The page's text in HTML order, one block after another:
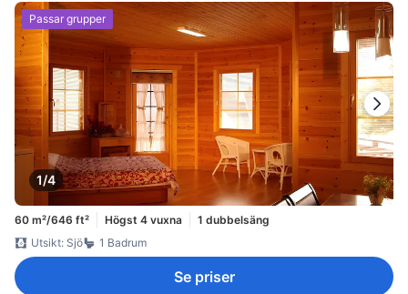
1/4
Passar grupper
60 m²/646 ft² Högst 4 vuxna
1 dubbelsäng
Utsikt: Sjö
1 Badrum
Se priser